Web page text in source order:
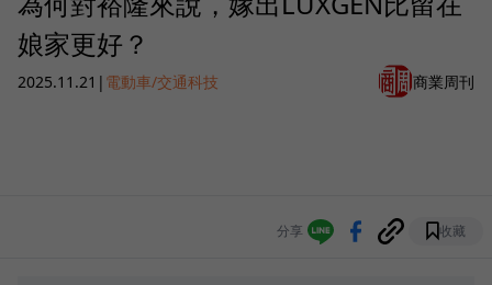
娘家更好？
2025.11.21 | 電動車/交通科技 商業周刊
分享 收藏